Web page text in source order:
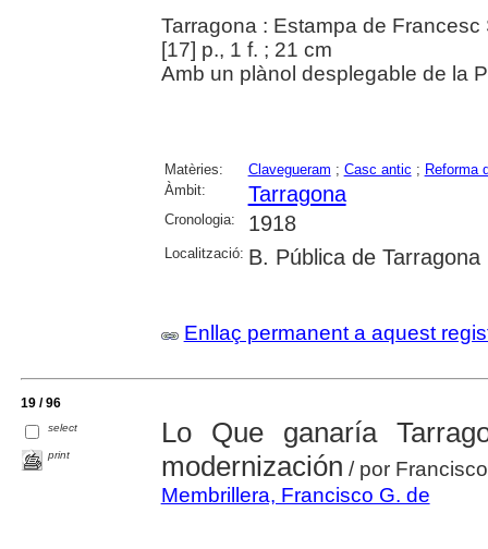
Tarragona : Estampa de
[17] p., 1 f. ; 21 cm
Amb un plànol desplegable de la
Matèries: Clavegueram ; Casc antic ; Reforma
Àmbit:
Tarragona
Cronologia: 1918
Localització: B. Pública de Tarragona
Enllaç permanent a aquest
19 / 96
select
print
Lo Que ganaría
modernización / por
Membrillera, Francisco G. de